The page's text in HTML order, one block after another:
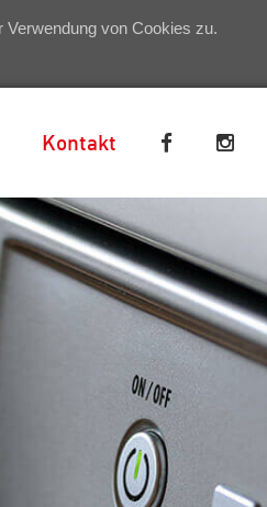
von Cookies zu.
Kontakt